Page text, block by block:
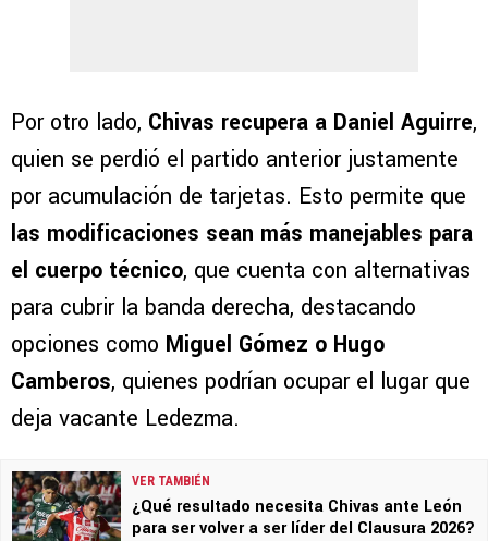
Por otro lado, Chivas recupera a Daniel Aguirre,
quien se perdió el partido anterior justamente
por acumulación de tarjetas. Esto permite que
las modificaciones sean más manejables para
el cuerpo técnico, que cuenta con alternativas
para cubrir la banda derecha, destacando
opciones como Miguel Gómez o Hugo
Camberos, quienes podrían ocupar el lugar que
deja vacante Ledezma.
VER TAMBIÉN
¿Qué resultado necesita Chivas ante León
para ser volver a ser líder del Clausura 2026?